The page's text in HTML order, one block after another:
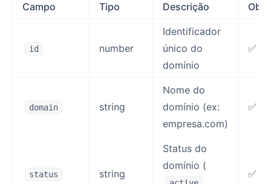
Campo Tipo Descrição
id number
Identificador
único do
domínio
✅
domain string
Nome do
domínio (ex:
empresa.com)
✅
status string
Status do
domínio (
✅